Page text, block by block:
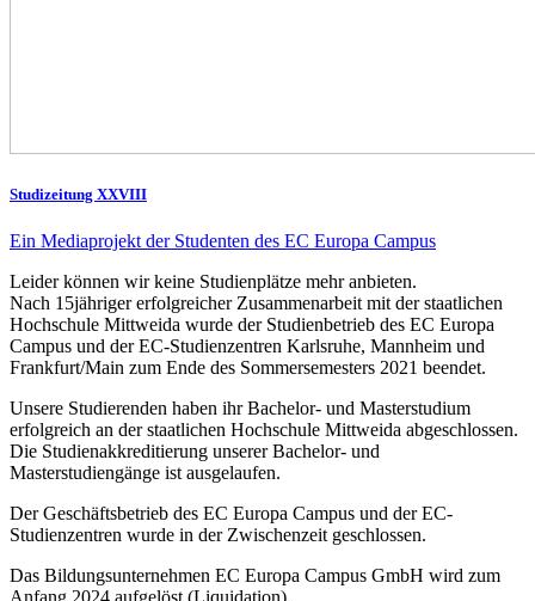
Studizeitung XXVIII
Ein Mediaprojekt der Studenten des EC Europa Campus
Leider können wir keine Studienplätze mehr anbieten.
Nach 15jähriger erfolgreicher Zusammenarbeit mit der staatlichen
Hochschule Mittweida wurde der Studienbetrieb des EC Europa
Campus und der EC-Studienzentren Karlsruhe, Mannheim und
Frankfurt/Main zum Ende des Sommersemesters 2021 beendet.
Unsere Studierenden haben ihr Bachelor- und Masterstudium
erfolgreich an der staatlichen Hochschule Mittweida abgeschlossen.
Die Studienakkreditierung unserer Bachelor- und
Masterstudiengänge ist ausgelaufen.
Der Geschäftsbetrieb des EC Europa Campus und der EC-
Studienzentren wurde in der Zwischenzeit geschlossen.
Das Bildungsunternehmen EC Europa Campus GmbH wird zum